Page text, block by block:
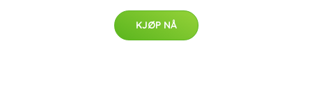
KJØP NÅ